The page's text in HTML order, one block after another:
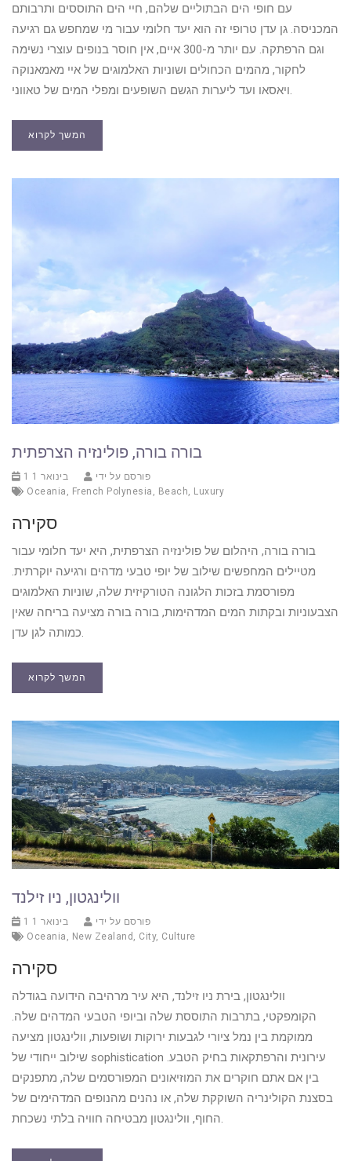
עם חופי הים הבתוליים שלהם, חיי הים התוססים ותרבותם
המכניסה. גן עדן טרופי זה הוא יעד חלומי עבור מי שמחפש גם רגיעה
וגם הרפתקה. עם יותר מ-300 איים, אין חוסר בנופים עוצרי נשימה
לחקור, מהמים הכחולים ושוניות האלמוגים של איי מאמאנוקה
ויאסאו ועד ליערות הגשם השופעים ומפלי המים של טאווני.
המשך לקרוא
בורה בורה, פולינזיה הצרפתית
1 בינואר 1
פורסם על ידי
Oceania , French Polynesia , Beach, Luxury
סקירה
בורה בורה, היהלום של פולינזיה הצרפתית, היא יעד חלומי עבור
מטיילים המחפשים שילוב של יופי טבעי מדהים ורגיעה יוקרתית.
מפורסמת בזכות הלגונה הטורקיזית שלה, שוניות האלמוגים
הצבעוניות ובקתות המים המדהימות, בורה בורה מציעה בריחה שאין
כמותה לגן עדן.
המשך לקרוא
וולינגטון, ניו זילנד
1 בינואר 1
פורסם על ידי
Oceania
New Zealand City, Culture
סקירה
וולינגטון, בירת ניו זילנד, היא עיר מרהיבה הידועה בגודלה
הקומפקטי, בתרבות התוססת שלה וביופי הטבעי המדהים שלה.
ממוקמת בין נמל ציורי לגבעות ירוקות ושופעות, וולינגטון מציעה
שילוב ייחודי של sophistication עירונית והרפתקאות בחיק הטבע.
בין אם אתם חוקרים את המוזיאונים המפורסמים שלה, מתפנקים
בסצנת הקולינריה השוקקת שלה, או נהנים מהנופים המדהימים של